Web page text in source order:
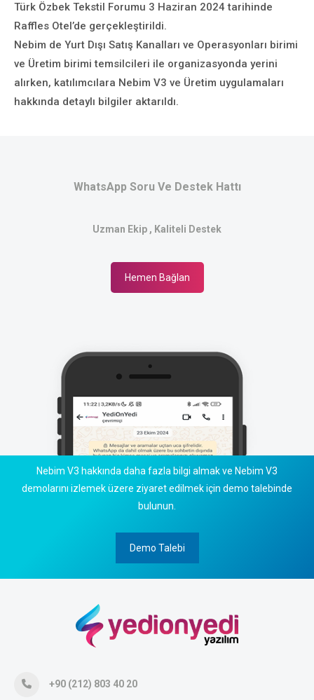
Türk Özbek Tekstil Forumu 3 Haziran 2024 tarihinde
Raffles Otel’de gerçekleştirildi.
Nebim de Yurt Dışı Satış Kanalları ve Operasyonları birimi
ve Üretim birimi temsilcileri ile organizasyonda yerini
alırken, katılımcılara Nebim V3 ve Üretim uygulamaları
hakkında detaylı bilgiler aktarıldı.
WhatsApp Soru Ve Destek Hattı
Uzman Ekip , Kaliteli Destek
Hemen Bağlan
Nebim V3 hakkında daha fazla bilgi almak ve Nebim V3
demolarını izlemek üzere ziyaret edilmek için demo talebinde
bulunun.
Demo Talebi
+90 (212) 803 40 20